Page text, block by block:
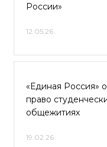
России»
12.05.26
«Единая Россия»
право
общежитиях
19.02.26